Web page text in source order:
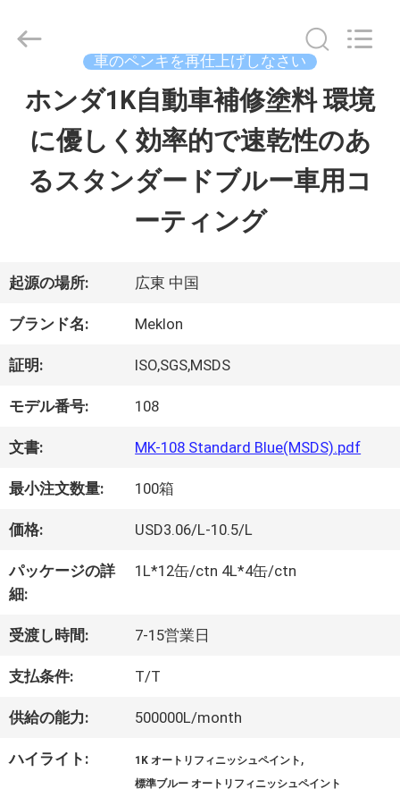
ホ
品
ビ
デ
オ
企
業
情
報
会
社
案
Guangzhou
Chemical
Technology
車のペンキを再仕上げしなさい
ホンダ1K自動車補修塗料 環境
に優しく効率的で速乾性のあ
るスタンダードブルー車用コ
ーティング
起源の場所: 広東 中国
ブランド名: Meklon
証明: ISO,SGS,MSDS
モデル番号: 108
文書: MK-108 Standard Blue(MSDS).pdf
最小注文数量: 100箱
価格: USD3.06/L-10.5/L
パッケージの詳
細:
1L*12缶/ctn 4L*4缶/ctn
受渡し時間: 7-15営業日
支払条件: T/T
供給の能力: 500000L/month
ハイライト: 1K オートリフィニッシュペイント ,
標準ブルー オートリフィニッシュペイント